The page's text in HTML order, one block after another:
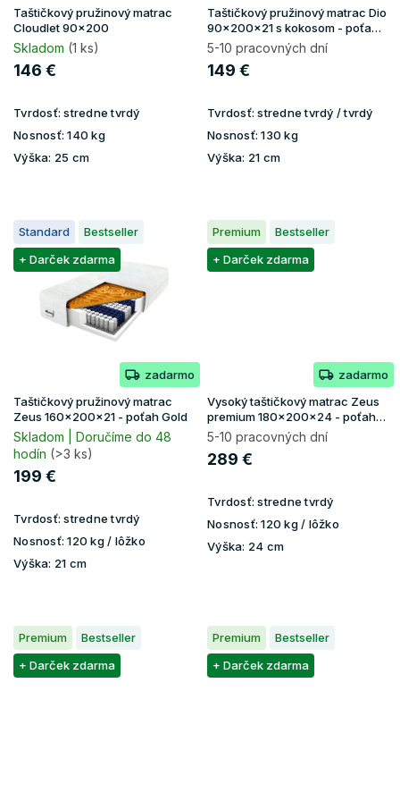
u
k
t
o
Taštičkový pružinový matrac
Cloudlet 90x200
Skladom (1 ks)
146 €
Tvrdosť: stredne tvrdý
Nosnosť: 140 kg
Výška: 25 cm
Taštičkový pružinový matrac Dio
90x200x21 s kokosom - poťah
Gold
5-10 pracovných dní
149 €
Tvrdosť: stredne tvrdý / tvrdý
Nosnosť: 130 kg
Výška: 21 cm
Standard
Bestseller
+ Darček zdarma
zadarmo
Taštičkový pružinový matrac
Zeus 160x200x21 - poťah Gold
Skladom | Doručíme do 48
hodín (>3 ks)
199 €
Tvrdosť: stredne tvrdý
Nosnosť: 120 kg / lôžko
Výška: 21 cm
Premium
Bestseller
+ Darček zdarma
zadarmo
Vysoký taštičkový matrac Zeus
premium 180x200x24 - poťah
Aloe Vera
5-10 pracovných dní
289 €
Tvrdosť: stredne tvrdý
Nosnosť: 120 kg / lôžko
Výška: 24 cm
Premium
Bestseller
+ Darček zdarma
Premium
Bestseller
+ Darček zdarma